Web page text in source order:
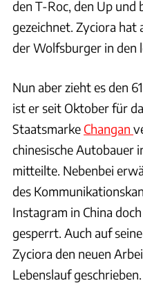
den T-Roc, den Up und
gezeichnet. Zyciora hat
der Wolfsburger in den
Nun aber zieht es den
ist er seit Oktober für
Staatsmarke Changan
chinesische Autobauer
mitteilte. Nebenbei
des
Instagram in China
gesperrt. Auch auf
Zyciora den neuen
Lebenslauf geschrieben.